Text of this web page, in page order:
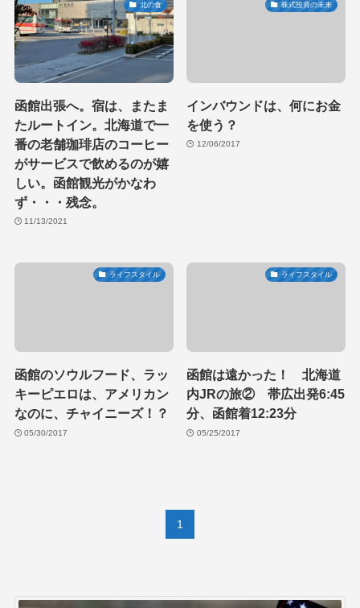
北の食
函館出張へ。宿は、またま
たルートイン。北海道で一
番の老舗珈琲店のコーヒー
がサービスで飲めるのが嬉
しい。函館観光がかなわ
ず・・・残念。
11/13/2021
株式投資の未来
インバウンドは、何にお金
を使う？
12/06/2017
ライフスタイル
函館のソウルフード、ラッ
キーピエロは、アメリカン
なのに、チャイニーズ！？
05/30/2017
ライフスタイル
函館は遠かった！ 北海道
内JRの旅② 帯広出発6:45
分、函館着12:23分
05/25/2017
1